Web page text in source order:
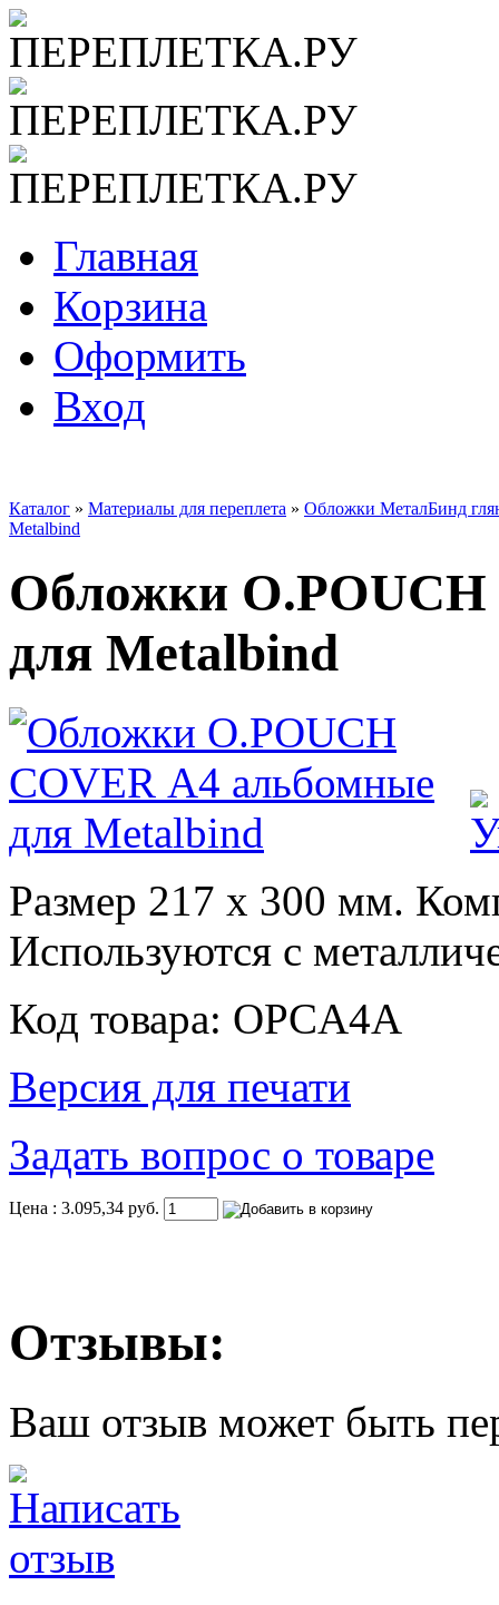
Главная
Корзина
Оформить
Вход
Каталог » Материалы для переплета » Обложки МеталБинд
Metalbind
Обложки
для Metalbind
Размер 217 x 300 мм.
Используются с
Код товара: OPCA4A
Версия для печати
Задать вопрос о товаре
Цена : 3.095,34 руб.
Отзывы:
Ваш отзыв может быть